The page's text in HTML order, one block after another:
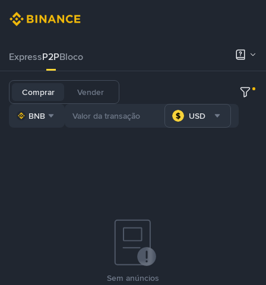
ExpressP2PBloco
Comprar Vender
BNB USD
Sem anúncios